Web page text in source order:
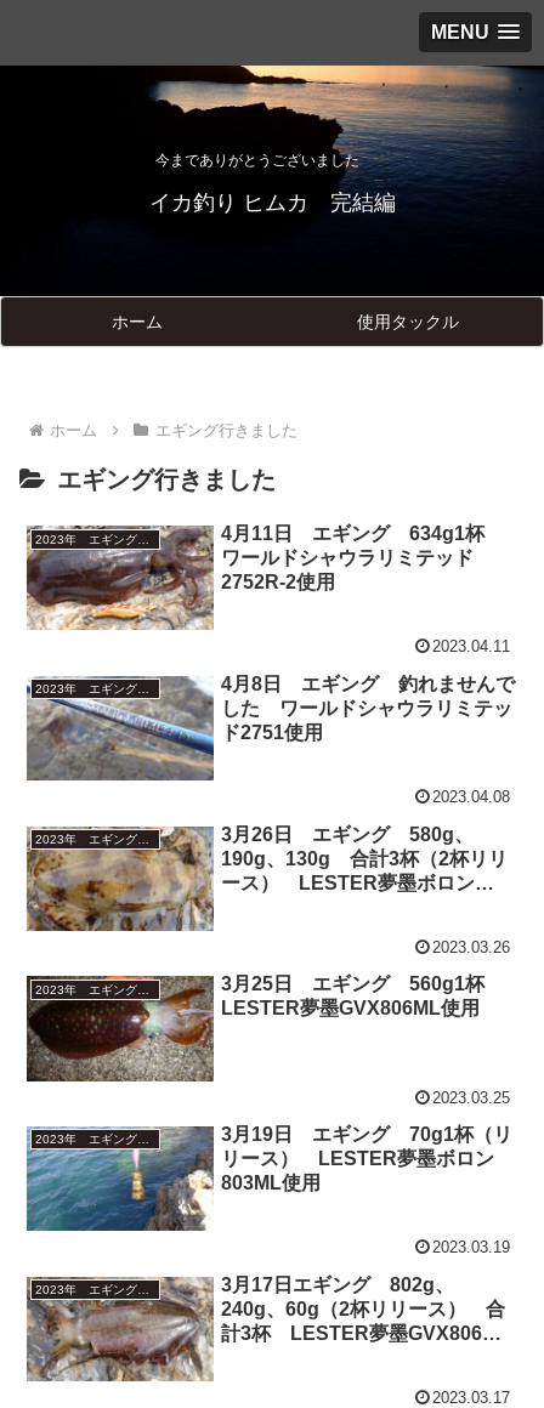
MENU
今までありがとうございました
イカ釣り ヒムカ 完結編
ホーム 使用タックル
ホーム エギング行きました
エギング行きました
2023年 エギング釣行
4月11日 エギング 634g1杯
ワールドシャウラリミテッド
2752R-2使用
2023.04.11
2023年 エギング釣行
4月8日 エギング 釣れませんで
した ワールドシャウラリミテッ
ド2751使用
2023.04.08
2023年 エギング釣行
3月26日 エギング 580g、
190g、130g 合計3杯（2杯リリ
ース） LESTER夢墨ボロン
2023.03.26
2023年 エギング釣行
3月25日 エギング 560g1杯
LESTER夢墨GVX806ML使用
2023.03.25
2023年 エギング釣行
3月19日 エギング 70g1杯（リ
リース） LESTER夢墨ボロン
803ML使用
2023.03.19
2023年 エギング釣行
3月17日エギング 802g、
240g、60g（2杯リリース） 合
計3杯 LESTER夢墨GVX806ML
2023.03.17